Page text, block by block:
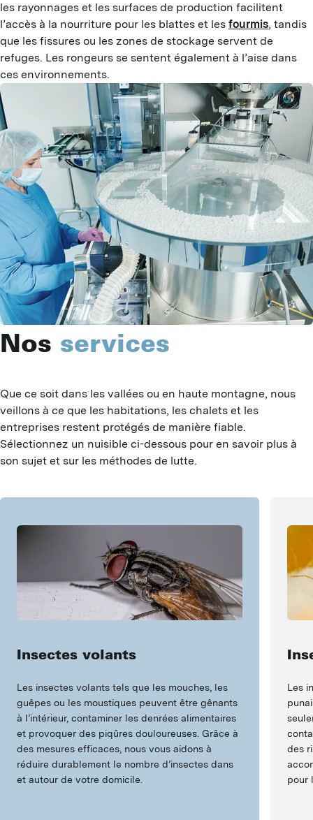
les rayonnages et les surfaces de production facilitent
l’accès à la nourriture pour les blattes et les fourmis, tandis
que les fissures ou les zones de stockage servent de
refuges. Les rongeurs se sentent également à l’aise dans
ces environnements.
Nos services
Que ce soit dans les vallées ou en haute montagne, nous
veillons à ce que les habitations, les chalets et les
entreprises restent protégés de manière fiable.
Sélectionnez un nuisible ci-dessous pour en savoir plus à
son sujet et sur les méthodes de lutte.
Insectes volants
Les insectes volants tels que les mouches, les
guêpes ou les moustiques peuvent être gênants
à l’intérieur, contaminer les denrées alimentaires
et provoquer des piqûres douloureuses. Grâce à
des mesures efficaces, nous vous aidons à
réduire durablement le nombre d’insectes dans
et autour de votre domicile.
Les
des
pour